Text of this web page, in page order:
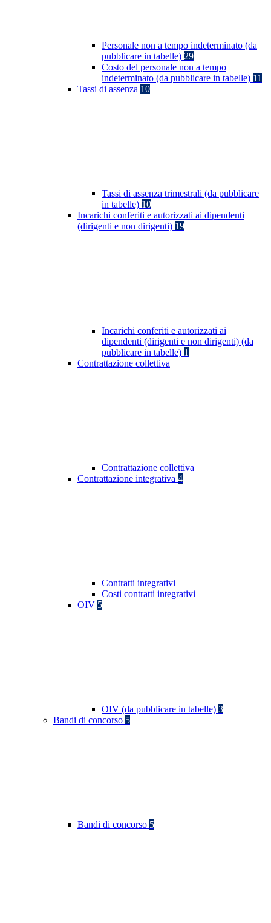
Personale non a tempo indeterminato (da
pubblicare in tabelle) 29
Costo del personale non a tempo
indeterminato (da pubblicare in tabelle) 11
Tassi di assenza 10
Tassi di assenza trimestrali (da pubblicare
in tabelle) 10
Incarichi conferiti e autorizzati ai dipendenti
(dirigenti e non dirigenti) 19
Incarichi conferiti e autorizzati ai
dipendenti (dirigenti e non dirigenti) (da
pubblicare in tabelle) 1
Contrattazione collettiva
Contrattazione collettiva
Contrattazione integrativa 4
Contratti integrativi
Costi contratti integrativi
OIV 5
OIV (da pubblicare in tabelle) 3
Bandi di concorso 5
Bandi di concorso 5